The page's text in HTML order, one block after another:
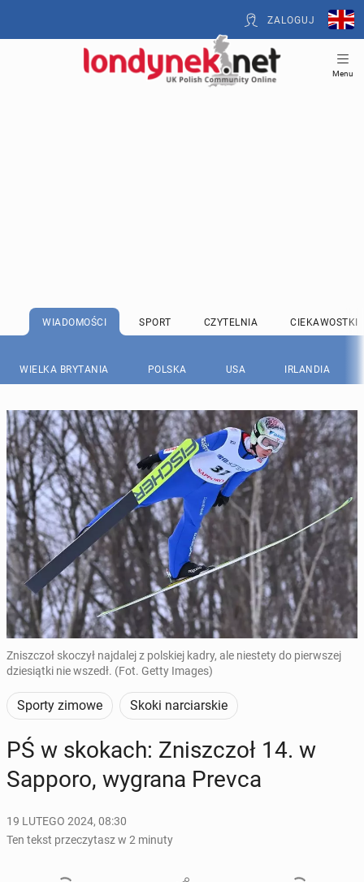
ZALOGUJ
Menu
WIADOMOŚCI SPORT CZYTELNIA CIEKAWOSTKI
WIELKA BRYTANIA POLSKA USA IRLANDIA
Zniszczoł skoczył najdalej z polskiej kadry, ale niestety do pierwszej
dziesiątki nie wszedł. (Fot. Getty Images)
Sporty zimowe Skoki narciarskie
PŚ w skokach: Znisz­czoł 14. w
Sapporo, wygrana Prevca
19 LUTEGO 2024, 08:30
Ten tekst przeczytasz w 2 minuty